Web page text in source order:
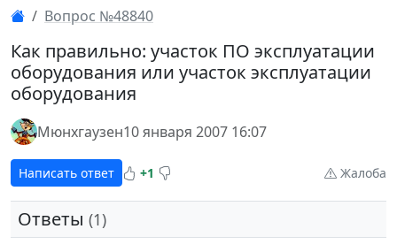
Вопрос №48840
Как правильно: участок ПО эксплуатации
оборудования или участок эксплуатации
оборудования
Мюнхгаузен10 января 2007 16:07
Написать ответ +1 Жалоба
Ответы (1)